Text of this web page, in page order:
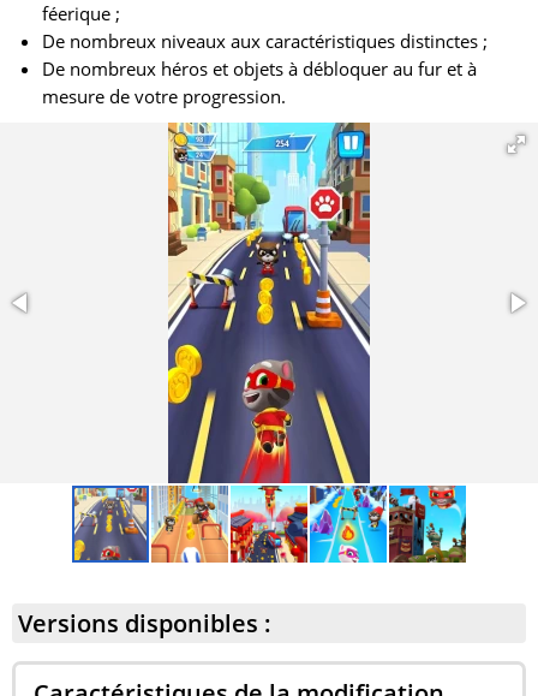
féerique ;
De nombreux niveaux aux caractéristiques distinctes ;
De nombreux héros et objets à débloquer au fur et à
mesure de votre progression.
Versions disponibles :